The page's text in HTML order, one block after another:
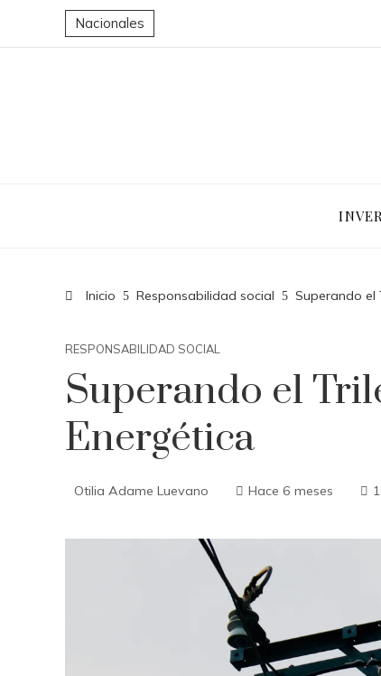
Nacionales
Inicio Responsabilidad social Superando el
RESPONSABILIDAD SOCIAL
Superando el
Energética
Otilia Adame Luevano Hace 6 meses